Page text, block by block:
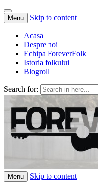
Menu Skip to content
Acasa
Despre noi
Echipa ForeverFolk
Istoria folkului
Blogroll
Search for:
ForeverFolk
Muzica sufletului tau
Menu Skip to content